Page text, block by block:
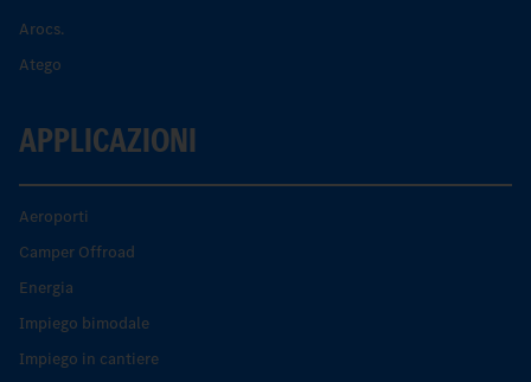
Arocs.
Atego
APPLICAZIONI
Aeroporti
Camper Offroad
Energia
Impiego bimodale
Impiego in cantiere